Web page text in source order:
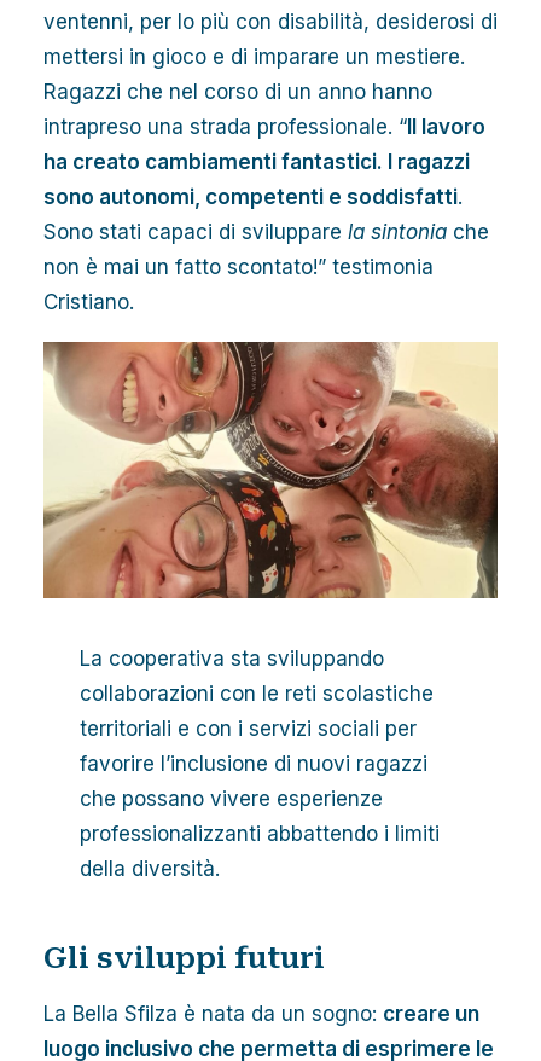
ventenni, per lo più con disabilità, desiderosi di
mettersi in gioco e di imparare un mestiere.
Ragazzi che nel corso di un anno hanno
intrapreso una strada professionale. “ Il lavoro
ha creato cambiamenti fantastici. I ragazzi
sono autonomi, competenti e soddisfatti.
Sono stati capaci di sviluppare la sintonia che
non è mai un fatto scontato!” testimonia
Cristiano.
La cooperativa sta sviluppando
collaborazioni con le reti scolastiche
territoriali e con i servizi sociali per
favorire l’inclusione di nuovi ragazzi
che possano vivere esperienze
professionalizzanti abbattendo i limiti
della diversità.
Gli sviluppi futuri
La Bella Sfilza è nata da un sogno: creare un
luogo inclusivo che permetta di esprimere le